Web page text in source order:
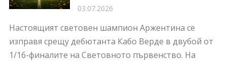
03.07.2026
Настоящият световен шампион Аржентина се
изправя срещу дебютанта Кабо Верде в двубой от
1/16-финалите на Световното първенство. На